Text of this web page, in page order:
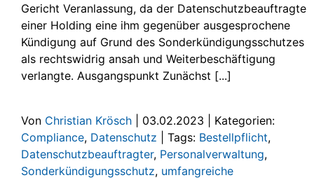
Gericht Veranlassung, da der Datenschutzbeauftragte
einer Holding eine ihm gegenüber ausgesprochene
Kündigung auf Grund des Sonderkündigungsschutzes
als rechtswidrig ansah und Weiterbeschäftigung
verlangte. Ausgangspunkt Zunächst [...]
Von Christian Krösch 03.02.2023
Kategorien:
Compliance, Datenschutz Tags: Bestellpflicht,
Datenschutzbeauftragter, Personalverwaltung,
Sonderkündigungsschutz, umfangreiche